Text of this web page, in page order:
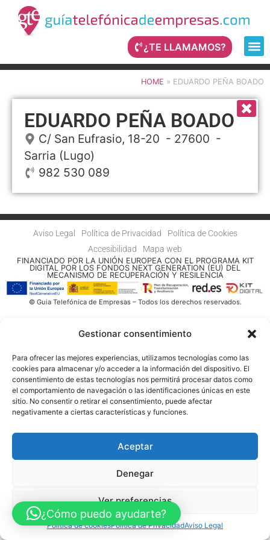
Gestionar consentimiento
Para ofrecer las mejores experiencias, utilizamos tecnologías como las
cookies para almacenar y/o acceder a la información del dispositivo. El
consentimiento de estas tecnologías nos permitirá procesar datos como
el comportamiento de navegación o las identificaciones únicas en este
sitio. No consentir o retirar el consentimiento, puede afectar
negativamente a ciertas características y funciones.
Aceptar
Denegar
Ver preferencias
Política de cookiesPolítica de PrivacidadAviso Legal
¿TE LLAMAMOS?
HOME » EDUARDO PEÑA BOADO
EDUARDO PEÑA BOADO
C/ San Eufrasio, 18-20 - 27600 -
Sarria (Lugo)
982 530 089
Aviso Legal Política de Privacidad
Política de Cookies
Accesibilidad
Mapa web
FINANCIADO POR LA UNIÓN EUROPEA CON EL PROGRAMA KIT
DIGITAL POR LOS FONDOS NEXT GENERATION (EU) DEL
MECANISMO DE RECUPERACIÓN Y RESILENCIA
© Guia Telefónica de Empresas – Todos los derechos reservados.
¿Cómo puedo ayudarte?